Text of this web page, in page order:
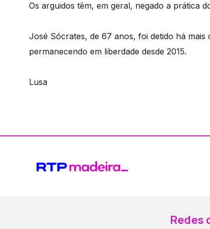
Os arguidos têm, em geral, negado a prática
José Sócrates, de 67 anos, foi detido há
permanecendo em liberdade desde 2015.
Lusa
Redes